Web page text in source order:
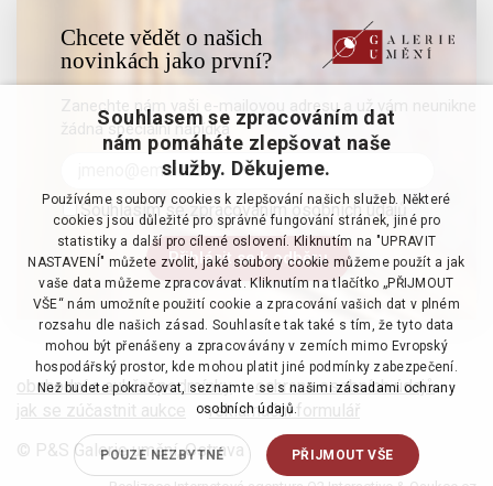
Chcete vědět o našich
novinkách jako první?
Zanechte nám vaši e-mailovou adresu a už vám neunikne
žádná speciální nabídka
Souhlasím se zpracováním osobních údajů
obchodní a aukční podmínky · ochrana osobních údajů ·
jak se zúčastnit aukce · reklamační formulář
© P&S Galerie umění, Ostrava
Souhlasem se zpracováním dat
nám pomáháte zlepšovat naše
služby. Děkujeme.
Používáme soubory cookies k zlepšování našich služeb. Některé
cookies jsou důležité pro správné fungování stránek, jiné pro
statistiky a další pro cílené oslovení. Kliknutím na "UPRAVIT
NASTAVENÍ" můžete zvolit, jaké soubory cookie můžeme použít a jak
vaše data můžeme zpracovávat. Kliknutím na tlačítko „PŘIJMOUT
VŠE“ nám umožníte použití cookie a zpracování vašich dat v plném
rozsahu dle našich zásad. Souhlasíte tak také s tím, že tyto data
mohou být přenášeny a zpracovávány v zemích mimo Evropský
hospodářský prostor, kde mohou platit jiné podmínky zabezpečení.
Než budete pokračovat, seznamte se s našimizásadami ochrany
osobních údajů.
PŘIJMOUT VŠE
POUZE NEZBYTNÉ